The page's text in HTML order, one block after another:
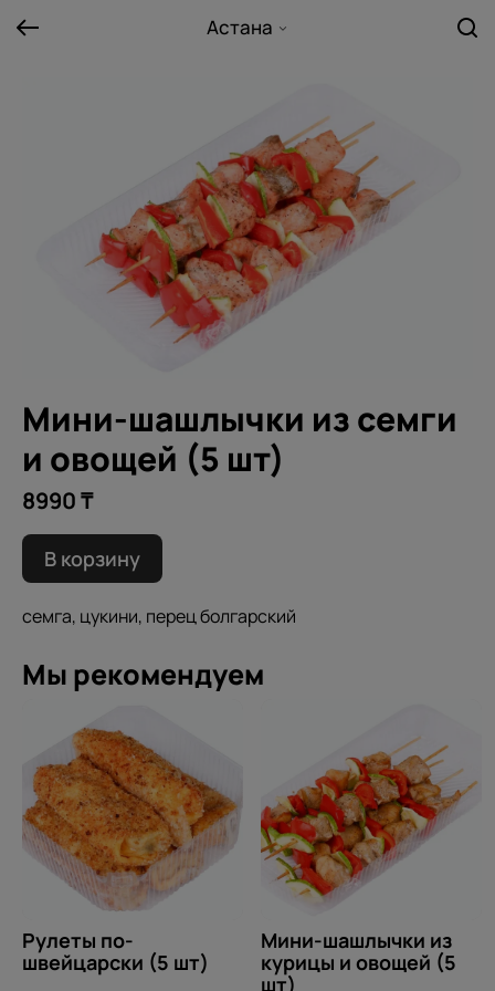
Астана
Мини-шашлычки из семги
и овощей (5 шт)
8990 ₸
В корзину
семга, цукини, перец болгарский
Мы рекомендуем
Рулеты по-
швейцарски (5 шт)
Мини-шашлычки из
курицы и овощей (5
шт)